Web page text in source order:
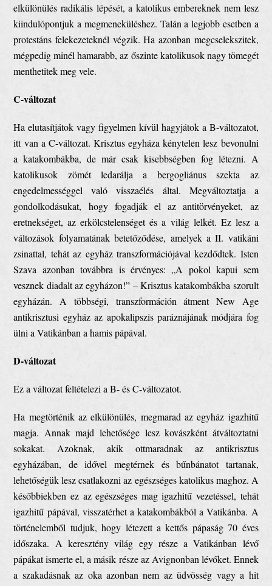
elkülönülés radikális lépését, a katolikus embereknek nem lesz
kiindulópontjuk a megmeneküléshez. Talán a legjobb esetben a
protestáns felekezeteknél végzik. Ha azonban megcselekszitek,
mégpedig minél hamarabb, az őszinte katolikusok nagy tömegét
menthetitek meg vele.
C-változat
Ha elutasítjátok vagy figyelmen kívül hagyjátok a B-változatot,
itt van a C-változat. Krisztus egyháza kénytelen lesz bevonulni
a katakombákba, de már csak kisebbségben fog létezni. A
katolikusok zömét ledarálja a bergogliánus szekta az
engedelmességgel való visszaélés által. Megváltoztatja a
gondolkodásukat, hogy fogadják el az antitörvényeket, az
eretnekséget, az erkölcstelenséget és a világ lelkét. Ez lesz a
változások folyamatának betetőződése, amelyek a II. vatikáni
zsinattal, tehát az egyház transzformációjával kezdődtek. Isten
Szava azonban továbbra is érvényes: „A pokol kapui sem
vesznek diadalt az egyházon!” – Krisztus katakombákba szorult
egyházán. A többségi, transzformáción átment New Age
antikrisztusi egyház az apokalipszis paráznájának módjára fog
ülni a Vatikánban a hamis pápával.
D-változat
Ez a változat feltételezi a B- és C-változatot.
Ha megtörténik az elkülönülés, megmarad az egyház igazhitű
magja. Annak majd lehetősége lesz kovászként átváltoztatni
sokakat. Azoknak, akik ottmaradnak az antikrisztus
egyházában, de idővel megtérnek és bűnbánatot tartanak,
lehetőségük lesz csatlakozni az egészséges katolikus maghoz. A
későbbiekben ez az egészséges mag igazhitű vezetéssel, tehát
igazhitű pápával, visszatérhet a katakombákból a Vatikánba. A
történelemből tudjuk, hogy létezett a kettős pápaság 70 éves
időszaka. A keresztény világ egy része a Vatikánban lévő
pápákat ismerte el, a másik része az Avignonban lévőket. Ennek
a szakadásnak az oka azonban nem az üdvösség vagy a hit